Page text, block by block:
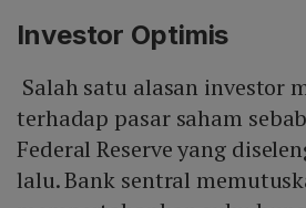
Investor Optimis
Salah satu alasan investor
terhadap pasar saham
Federal Reserve yang
lalu. Bank sentral